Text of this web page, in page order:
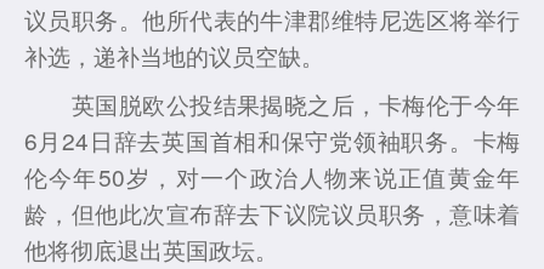
议员职务。他所代表的牛津郡维特尼选区将举行
补选，递补当地的议员空缺。
英国脱欧公投结果揭晓之后，卡梅伦于今年
6月24日辞去英国首相和保守党领袖职务。卡梅
伦今年50岁，对一个政治人物来说正值黄金年
龄，但他此次宣布辞去下议院议员职务，意味着
他将彻底退出英国政坛。